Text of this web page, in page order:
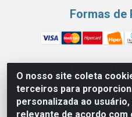
O nosso site coleta
terceiros para
personalizada ao
relevante de acordo
Formas de
Perola Distribuição e Logística
200 Bloco 12-A -Jardim
000 - CNPJ